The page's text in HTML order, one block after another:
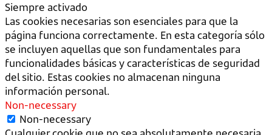
Siempre activado
Las cookies necesarias son esenciales para que la
página funciona correctamente. En esta categoría sólo
se incluyen aquellas que son fundamentales para
funcionalidades básicas y características de seguridad
del sitio. Estas cookies no almacenan ninguna
información personal.
Non-necessary
Non-necessary